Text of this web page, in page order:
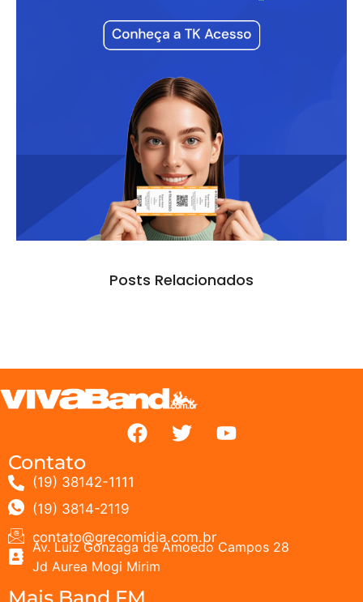
Posts Relacionados
Contato
(19) 38142-1111
(19) 3814-2119
contato@grecomidia.com.br
Av. Luiz Gonzaga de Amoedo Campos 28
Jd Aurea Mogi Mirim